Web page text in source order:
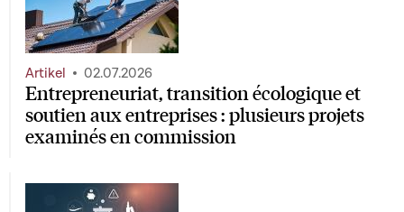
Entrepreneuriat, transition écologique et
soutien aux entreprises : plusieurs projets
examinés en commission
Artikel 02.07.2026